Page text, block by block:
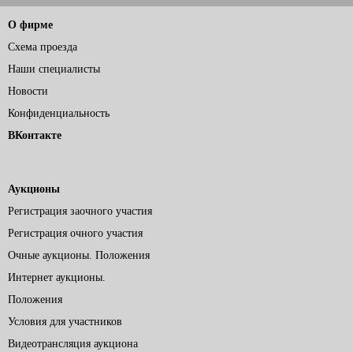
О фирме
Схема проезда
Наши специалисты
Новости
Конфиденциальность
ВКонтакте
Аукционы
Регистрация заочного участия
Регистрация очного участия
Очные аукционы. Положения
Интернет аукционы.
Положения
Условия для участников
Видеотрансляция аукциона